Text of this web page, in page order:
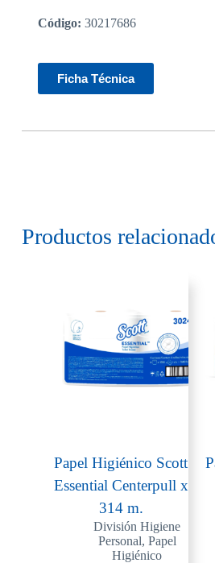
Código: 30217686
Ficha Técnica
Productos
Papel Higiénico Scott
Essential Centerpull x
314 m.
División Higiene
Personal, Papel
Higiénico